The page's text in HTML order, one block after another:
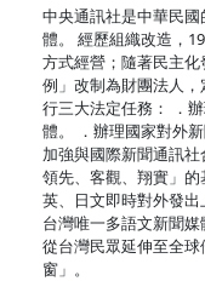
中央通訊社是中華民
體。 經歷組織改造，
方式經營；隨著民主
例」改制為財團法人
行三大法定任務： ．
體。 ．辦理國家對外
加強與國際新聞通訊社
領先、客觀、翔實」的
英、日文即時對外發
台灣唯一多語文新聞
從台灣民眾延伸至全
窗」。